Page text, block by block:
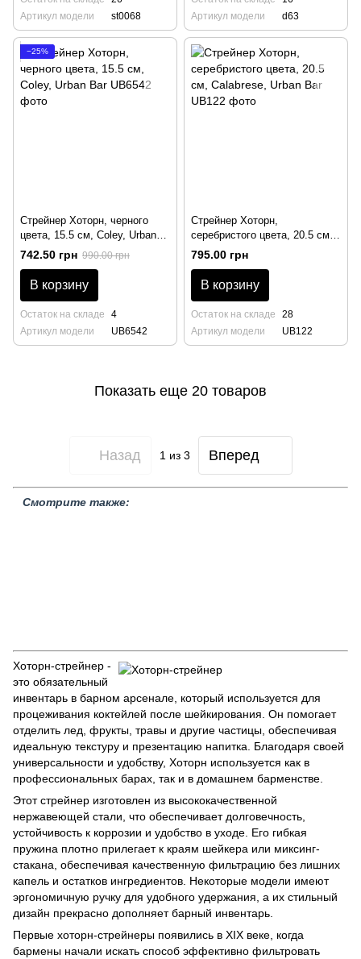
Артикул модели
st0068
Артикул модели
d63
−25%
Стрейнер Хоторн, черного
цвета, 15.5 см, Coley, Urban
Bar
742.50 грн 990.00 грн
В корзину
Остаток на складе
4
Артикул модели
UB6542
Стрейнер Хоторн,
серебристого цвета, 20.5 см,
Calabrese, Urban Bar
795.00 грн
В корзину
Остаток на складе
28
Артикул модели
UB122
Показать еще 20 товаров
Назад 1из 3 Вперед
Смотрите также:
Хоторн-стрейнер -
это обязательный
инвентарь в барном арсенале, который используется для
процеживания коктейлей после шейкирования. Он помогает
отделить лед, фрукты, травы и другие частицы, обеспечивая
идеальную текстуру и презентацию напитка. Благодаря своей
универсальности и удобству, Хоторн используется как в
профессиональных барах, так и в домашнем барменстве.
Этот стрейнер изготовлен из высококачественной
нержавеющей стали, что обеспечивает долговечность,
устойчивость к коррозии и удобство в уходе. Его гибкая
пружина плотно прилегает к краям шейкера или миксинг-
стакана, обеспечивая качественную фильтрацию без лишних
капель и остатков ингредиентов. Некоторые модели имеют
эргономичную ручку для удобного удержания, а их стильный
дизайн прекрасно дополняет барный инвентарь.
Первые хоторн-стрейнеры появились в XIX веке, когда
бармены начали искать способ эффективно фильтровать